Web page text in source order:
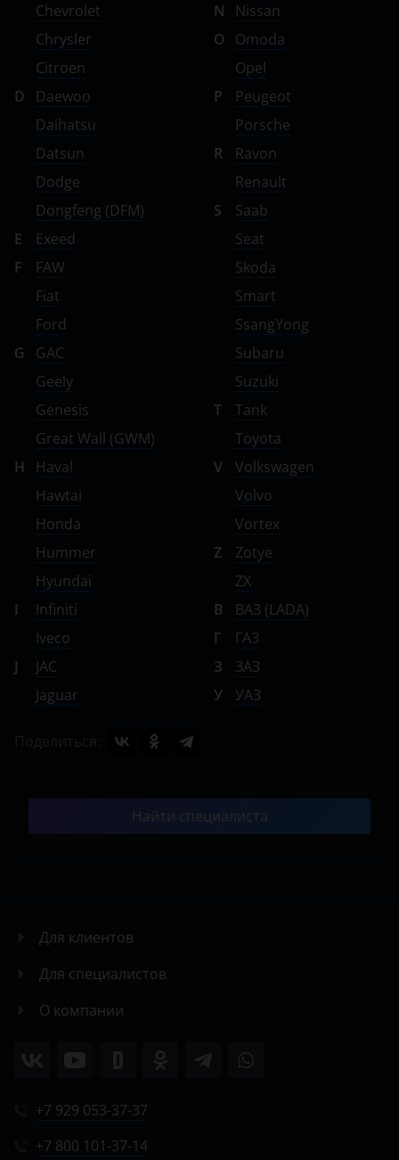
Chevrolet
Chrysler
Citroen
D
Daewoo
Daihatsu
Datsun
Dodge
Dongfeng (DFM)
E
Exeed
F
FAW
Fiat
Ford
G
GAC
Geely
Genesis
Great Wall (GWM)
H
Haval
Hawtai
Honda
Hummer
Hyundai
I
Infiniti
Iveco
J
JAC
Jaguar
N
Nissan
O
Omoda
Opel
P
Peugeot
Porsche
R
Ravon
Renault
S
Saab
Seat
Skoda
Smart
SsangYong
Subaru
Suzuki
T
Tank
Toyota
V
Volkswagen
Volvo
Vortex
Z
Zotye
ZX
В
ВАЗ (LADA)
Г
ГАЗ
З
ЗАЗ
У
УАЗ
Найти специалиста
Для клиентов
Для специалистов
О компании
+7 929 053-37-37
+7 800 101-37-14